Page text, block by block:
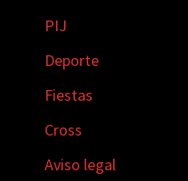
PIJ
Deporte
Fiestas
Cross
Aviso legal